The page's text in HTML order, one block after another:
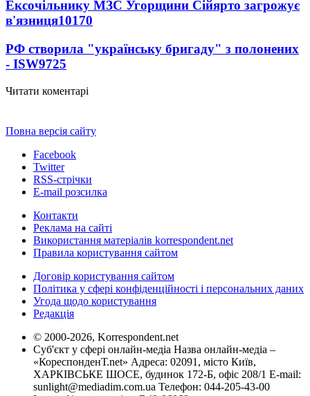
Ексочільнику МЗС Угорщини Сійярто загрожує
в'язниця10170
РФ створила "українську бригаду" з полонених
- ISW9725
Читати коментарі
Повна версія сайту
Facebook
Twitter
RSS-стрічки
E-mail розсилка
Контакти
Реклама на сайті
Використання матеріалів korrespondent.net
Правила користування сайтом
Договір користування сайтом
Політика у сфері конфіденційності і персональних даних
Угода щодо користування
Редакція
© 2000-2026, Korrespondent.net
Суб'єкт у сфері онлайн-медіа Назва онлайн-медіа –
«КореспонденТ.net» Адреса: 02091, місто Київ,
ХАРКІВСЬКЕ ШОСЕ, будинок 172-Б, офіс 208/1 E-mail:
sunlight@mediadim.com.ua Телефон: 044-205-43-00